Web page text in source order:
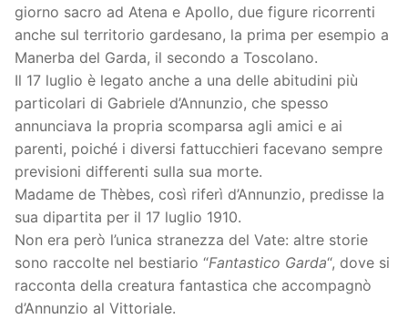
giorno sacro ad Atena e Apollo, due figure ricorrenti
anche sul territorio gardesano, la prima per esempio a
Manerba del Garda, il secondo a Toscolano.
Il 17 luglio è legato anche a una delle abitudini più
particolari di Gabriele d’Annunzio, che spesso
annunciava la propria scomparsa agli amici e ai
parenti, poiché i diversi fattucchieri facevano sempre
previsioni differenti sulla sua morte.
Madame de Thèbes, così riferì d’Annunzio, predisse la
sua dipartita per il 17 luglio 1910.
Non era però l’unica stranezza del Vate: altre storie
sono raccolte nel bestiario “Fantastico Garda“, dove si
racconta della creatura fantastica che accompagnò
d’Annunzio al Vittoriale.